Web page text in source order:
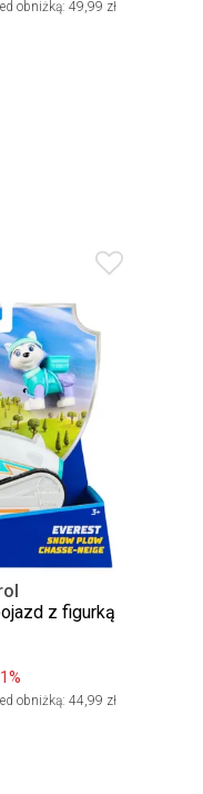
obniżką: 49,99 zł
z figurką
obniżką: 44,99 zł